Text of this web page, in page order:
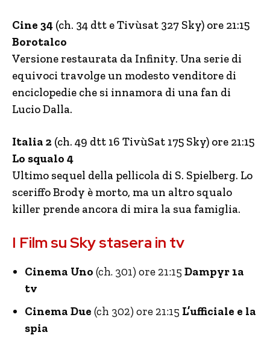
Cine 34 (ch. 34 dtt e Tivùsat 327 Sky) ore 21:15
Borotalco
Versione restaurata da Infinity. Una serie di
equivoci travolge un modesto venditore di
enciclopedie che si innamora di una fan di
Lucio Dalla.
Italia 2 (ch. 49 dtt 16 TivùSat 175 Sky) ore 21:15
Lo squalo 4
Ultimo sequel della pellicola di S. Spielberg. Lo
sceriffo Brody è morto, ma un altro squalo
killer prende ancora di mira la sua famiglia.
I Film su Sky stasera in tv
Cinema Uno (ch. 301) ore 21:15 Dampyr 1a
tv
Cinema Due (ch 302) ore 21:15 L’ufficiale e la
spia